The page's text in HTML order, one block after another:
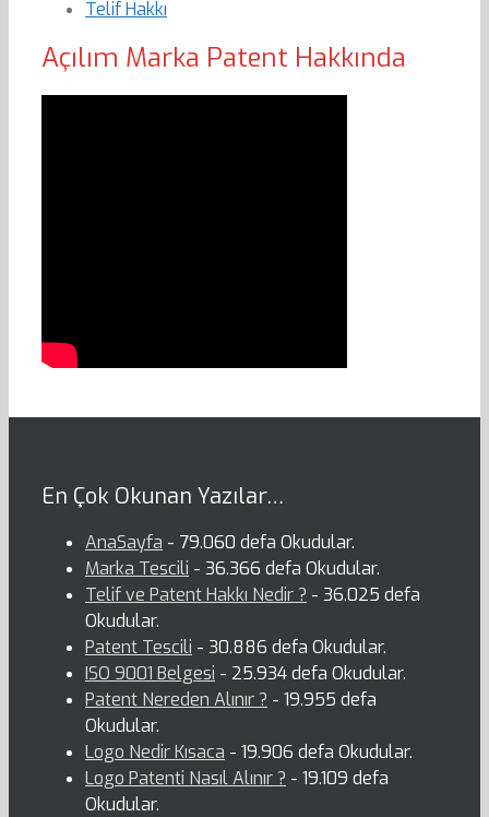
Telif Hakkı
Açılım Marka Patent Hakkında
En Çok Okunan Yazılar…
AnaSayfa - 79.060 defa Okudular.
Marka Tescili - 36.366 defa Okudular.
Telif ve Patent Hakkı Nedir ? - 36.025 defa
Okudular.
Patent Tescili - 30.886 defa Okudular.
ISO 9001 Belgesi - 25.934 defa Okudular.
Patent Nereden Alınır ? - 19.955 defa
Okudular.
Logo Nedir Kısaca - 19.906 defa Okudular.
Logo Patenti Nasıl Alınır ? - 19.109 defa
Okudular.